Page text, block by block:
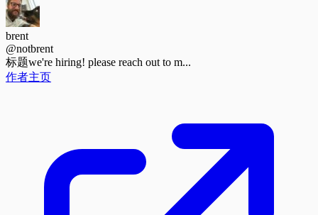
brent
@notbrent
标题we're hiring! please reach out to m...
作者主页